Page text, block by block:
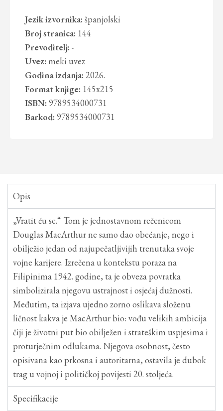
Jezik izvornika: španjolski
Broj stranica: 144
Prevoditelj: -
Uvez: meki uvez
Godina izdanja: 2026.
Format knjige: 145x215
ISBN: 9789534000731
Barkod: 9789534000731
Opis
„Vratit ću se.“ Tom je jednostavnom rečenicom
Douglas MacArthur ne samo dao obećanje, nego i
obilježio jedan od najupečatljivijih trenutaka svoje
vojne karijere. Izrečena u kontekstu poraza na
Filipinima 1942. godine, ta je obveza povratka
simbolizirala njegovu ustrajnost i osjećaj dužnosti.
Međutim, ta izjava ujedno zorno oslikava složenu
ličnost kakva je MacArthur bio: vođu velikih ambicija
čiji je životni put bio obilježen i strateškim uspjesima i
proturječnim odlukama. Njegova osobnost, često
opisivana kao prkosna i autoritarna, ostavila je dubok
trag u vojnoj i političkoj povijesti 20. stoljeća.
Specifikacije